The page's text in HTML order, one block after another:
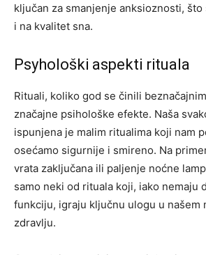
ključan za smanjenje anksioznosti,
i na kvalitet sna.
Psyhološki aspekti rituala
Rituali, koliko god se činili
značajne psihološke efekte. Naša
ispunjena je malim ritualima koji nam
osećamo sigurnije i smireno. Na
vrata zaključana ili paljenje noćne
samo neki od rituala koji, iako nemaju
funkciju, igraju ključnu ulogu u našem
zdravlju.